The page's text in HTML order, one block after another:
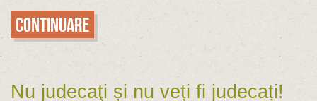
Continuare
Nu judecaţi și nu veți fi judecați!